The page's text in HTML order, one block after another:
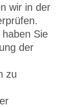
wir in der
Sie
der
zu